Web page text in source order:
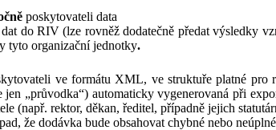
poskytovateli data
do RIV (lze rovněž dodatečně předat výsledky
tyto organizační jednotky.
ve formátu XML, ve struktuře platné pro
jen „průvodka“) automaticky vygenerovaná při
(např. rektor, děkan, ředitel, případně jejich
že dodávka bude obsahovat chybné nebo